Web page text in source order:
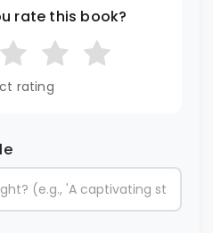
rate this book?
rating